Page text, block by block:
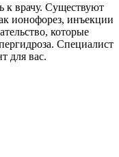
к врачу. Существуют
ионофорез, инъекции
которые
Специалист
для вас.